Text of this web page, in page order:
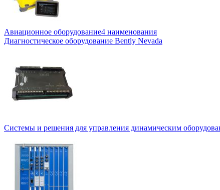
Авиационное оборудование4 наименования
Диагностическое оборудование Bently Nevada
Системы и решения для управления динамическим